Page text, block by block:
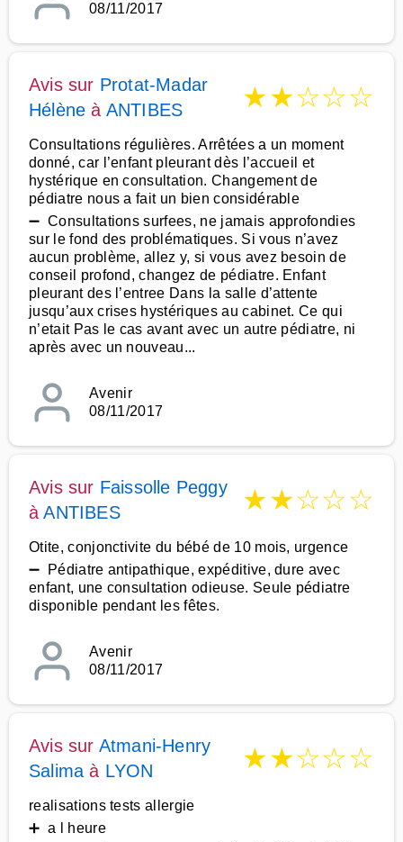
08/11/2017
Avis sur Protat-Madar
Hélène à ANTIBES ★★☆☆☆
Consultations régulières. Arrêtées a un moment
donné, car l’enfant pleurant dès l’accueil et
hystérique en consultation. Changement de
pédiatre nous a fait un bien considérable
➖ Consultations surfees, ne jamais approfondies
sur le fond des problématiques. Si vous n’avez
aucun problème, allez y, si vous avez besoin de
conseil profond, changez de pédiatre. Enfant
pleurant des l’entree Dans la salle d’attente
jusqu’aux crises hystériques au cabinet. Ce qui
n’etait Pas le cas avant avec un autre pédiatre, ni
après avec un nouveau...
Avenir
08/11/2017
Avis sur Faissolle Peggy
àANTIBES ★★☆☆☆
Otite, conjonctivite du bébé de 10 mois, urgence
➖ Pédiatre antipathique, expéditive, dure avec
enfant, une consultation odieuse. Seule pédiatre
disponible pendant les fêtes.
Avenir
08/11/2017
Avis sur Atmani-Henry
Salima à LYON ★★☆☆☆
realisations tests allergie
➕ a l heure